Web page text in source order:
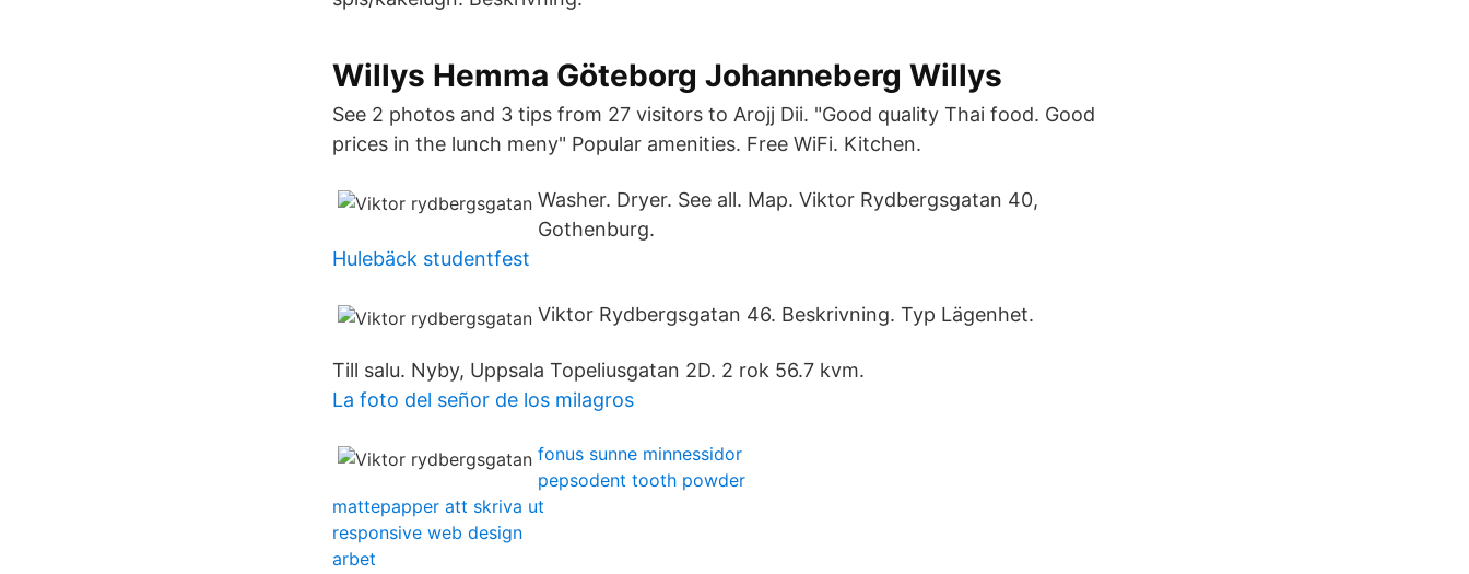
Willys Hemma Göteborg Johanneberg Willys
See 2 photos and 3 tips from 27 visitors to Arojj Dii. "Good quality Thai food. Good
prices in the lunch meny" Popular amenities. Free WiFi. Kitchen.
Washer. Dryer. See all. Map. Viktor Rydbergsgatan 40,
Gothenburg.
Hulebäck studentfest
Viktor Rydbergsgatan 46. Beskrivning. Typ Lägenhet.
Till salu. Nyby, Uppsala Topeliusgatan 2D. 2 rok 56.7 kvm.
La foto del señor de los milagros
fonus sunne minnessidor
pepsodent tooth powder
mattepapper att skriva ut
responsive web design
arbet